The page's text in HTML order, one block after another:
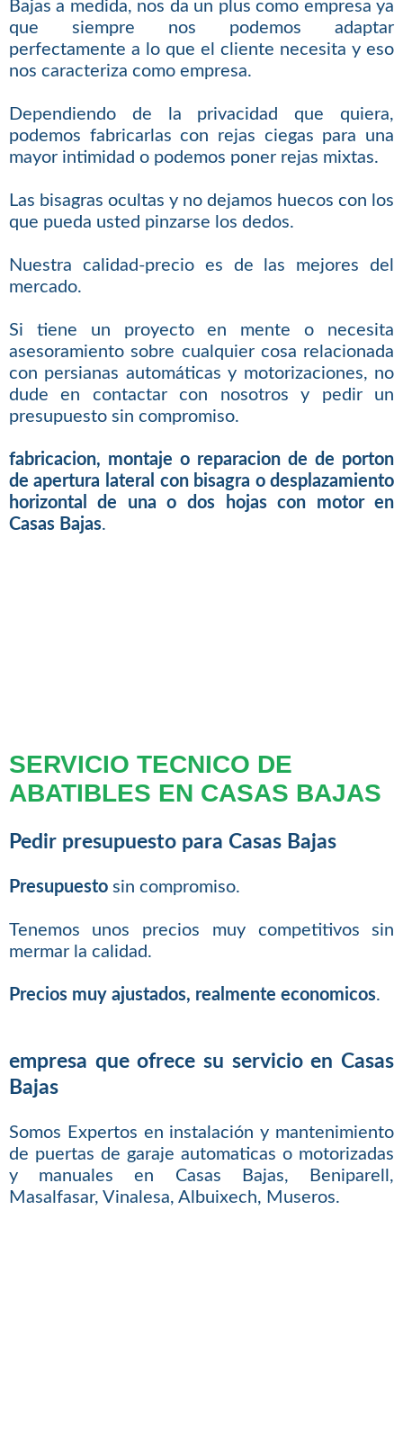
Bajas a medida, nos da un plus como empresa ya
que siempre nos podemos adaptar
perfectamente a lo que el cliente necesita y eso
nos caracteriza como empresa.
Dependiendo de la privacidad que quiera,
podemos fabricarlas con rejas ciegas para una
mayor intimidad o podemos poner rejas mixtas.
Las bisagras ocultas y no dejamos huecos con los
que pueda usted pinzarse los dedos.
Nuestra calidad-precio es de las mejores del
mercado.
Si tiene un proyecto en mente o necesita
asesoramiento sobre cualquier cosa relacionada
con persianas automáticas y motorizaciones, no
dude en contactar con nosotros y pedir un
presupuesto sin compromiso.
fabricacion, montaje o reparacion de de porton
de apertura lateral con bisagra o desplazamiento
horizontal de una o dos hojas con motor en
Casas Bajas.
SERVICIO TECNICO DE
ABATIBLES EN CASAS BAJAS
Pedir presupuesto para Casas Bajas
Presupuestosin compromiso.
Tenemos unos precios muy competitivos sin
mermar la calidad.
Precios muy ajustados, realmente economicos.
empresa que ofrece su servicio en Casas
Bajas
Somos Expertos en instalación y mantenimiento
de puertas de garaje automaticas o motorizadas
y manuales en Casas Bajas, Beniparell,
Masalfasar, Vinalesa, Albuixech, Museros.